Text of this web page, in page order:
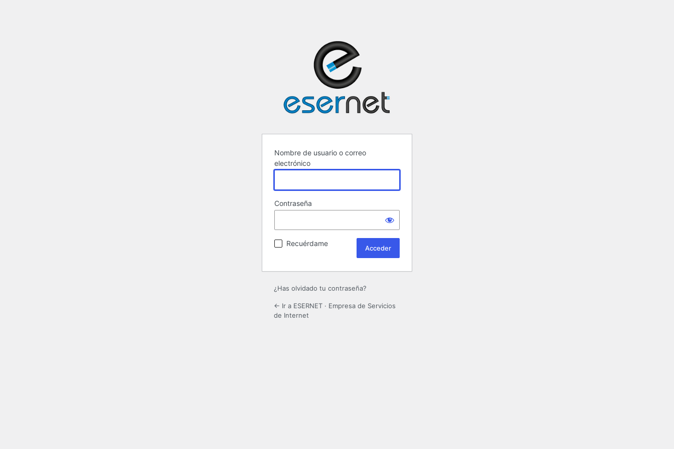
Nombre de usuario o correo
electrónico
Contraseña
Recuérdame
¿Has olvidado tu contraseña?
← Ir a ESERNET · Empresa de Servicios
de Internet